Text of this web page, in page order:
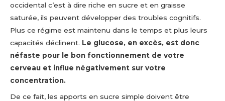
occidental c’est à dire riche en sucre et en graisse
saturée, ils peuvent développer des troubles cognitifs.
Plus ce régime est maintenu dans le temps et plus leurs
capacités déclinent. Le glucose, en excès, est donc
néfaste pour le bon fonctionnement de votre
cerveau et influe négativement sur votre
concentration.
De ce fait, les apports en sucre simple doivent être